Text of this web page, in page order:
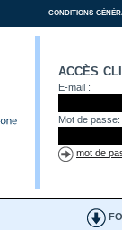
conditions
accès
E-mail :
Mot de passe:
mot de